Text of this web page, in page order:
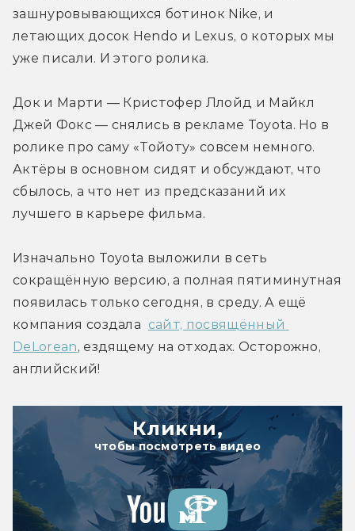
зашнуровывающихся ботинок Nike, и
летающих досок Hendo и Lexus, о которых мы
уже писали. И этого ролика.
Док и Марти — Кристофер Ллойд и Майкл
Джей Фокс — снялись в рекламе Toyota. Но в
ролике про саму «Тойоту» совсем немного.
Актёры в основном сидят и обсуждают, что
сбылось, а что нет из предсказаний их
лучшего в карьере фильма.
Изначально Toyota выложили в сеть
сокращённую версию, а полная пятиминутная
появилась только сегодня, в среду. А ещё
компания создала сайт, посвящённый
DeLorean, ездящему на отходах. Осторожно,
английский!
Кликни,
чтобы посмотреть видео